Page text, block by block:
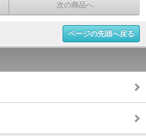
次の商品へ
ページの先頭へ戻る